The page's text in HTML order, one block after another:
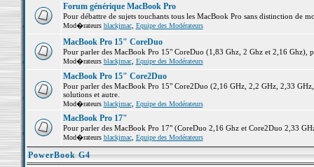
Forum générique MacBook Pro
Pour débattre de sujets touchants tous les MacBook Pro sans distinction de
Mod�rateurs blackjmac, Equipe des Modérateurs
MacBook Pro 15" CoreDuo
Pour parler des MacBook Pro 15" CoreDuo (1,83 Ghz, 2 Ghz et 2,16 Ghz),
Mod�rateurs blackjmac, Equipe des Modérateurs
MacBook Pro 15" Core2Duo
Pour parler des MacBook Pro 15" Core2Duo (2,16 GHz, 2,2 GHz, 2,33
solutions et autre.
Mod�rateurs blackjmac, Equipe des Modérateurs
MacBook Pro 17"
Pour parler des MacBook Pro 17" (CoreDuo 2,16 Ghz et Core2Duo 2,33
Mod�rateurs blackjmac, Equipe des Modérateurs
PowerBook G4